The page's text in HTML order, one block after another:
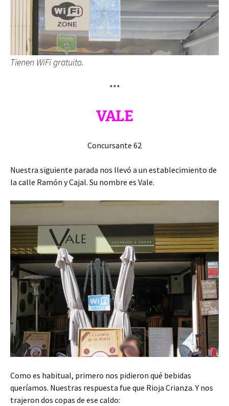
Tienen WiFi gratuito.
***
VALE
Concursante 62
Nuestra siguiente parada nos llevó a un establecimiento de
la calle Ramón y Cajal. Su nombre es Vale.
Como es habitual, primero nos pidieron qué bebidas
queríamos. Nuestras respuesta fue que Rioja Crianza. Y nos
trajeron dos copas de ese caldo: